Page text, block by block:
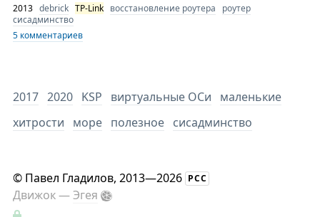
2013 debrick TP-Link восстановление роутера
роутер
сисадминство
5 комментариев
2017 2020 KSP виртуальные ОСи
маленькие
хитрости
море полезное сисадминство
© Павел Гладилов, 2013—2026 РСС
Движок —Эгея